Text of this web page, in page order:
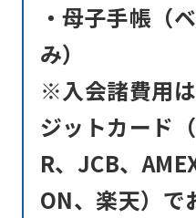
・母子手帳（
み）
※入会諸費用
ジットカード
R、JCB、
ON、楽天）で